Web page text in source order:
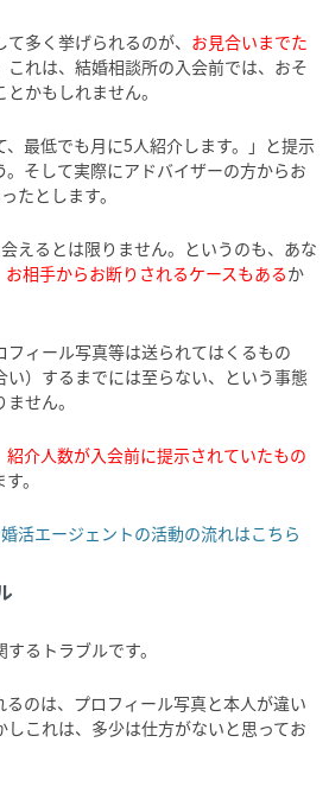
多く挙げられるのが、 お見合いまでた
これは、結婚相談所の入会前では、おそ
かもしれません。
最低でも月に5人紹介します。」と提示
そして実際にアドバイザーの方からお
たとします。
えるとは限りません。というのも、あな
お相手からお断りされるケースもあるか
ィール写真等は送られてはくるもの
い）するまでには至らない、という事態
せん。
紹介人数が入会前に提示されていたもの
。
活エージェントの活動の流れはこちら
るトラブルです。
るのは、プロフィール写真と本人が違い
これは、多少は仕方がないと思ってお